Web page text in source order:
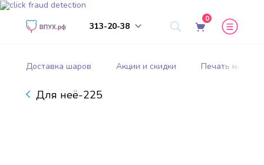
313-20-38
0
Доставка шаров Акции и скидки Печать на
Для неё-225